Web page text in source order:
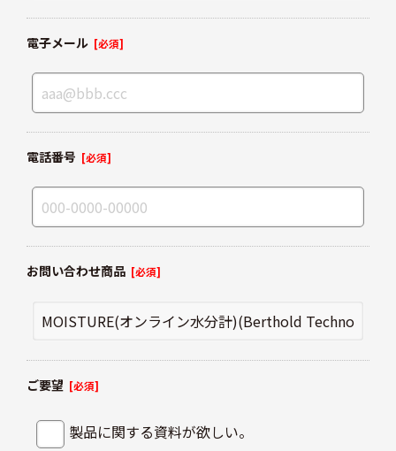
電子メール [必須]
電話番号 [必須]
お問い合わせ商品 [必須]
ご要望 [必須]
製品に関する資料が欲しい。